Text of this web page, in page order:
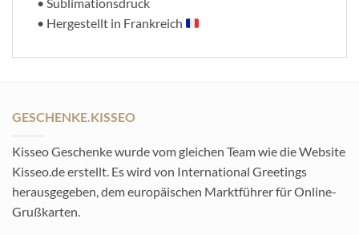
• Hergestellt in Frankreich
GESCHENKE.KISSEO
Kisseo Geschenke wurde vom gleichen Team wie die Website
Kisseo.de erstellt. Es wird von International Greetings
herausgegeben, dem europäischen Marktführer für Online-
Grußkarten.